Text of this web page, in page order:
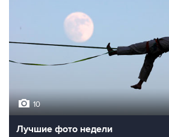
10
Лучшие фото недели